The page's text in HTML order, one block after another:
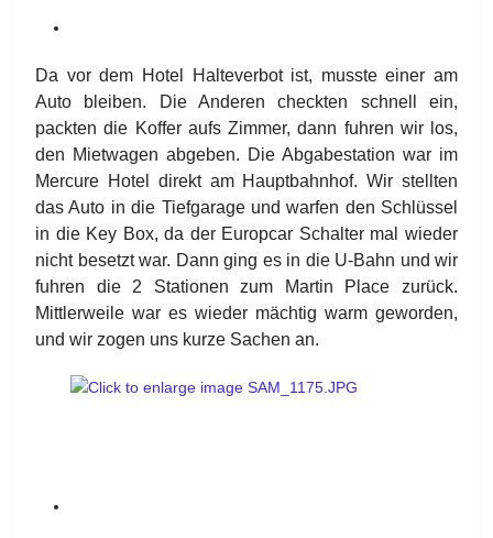
Da vor dem Hotel Halteverbot ist, musste einer am
Auto bleiben. Die Anderen checkten schnell ein,
packten die Koffer aufs Zimmer, dann fuhren wir los,
den Mietwagen abgeben. Die Abgabestation war im
Mercure Hotel direkt am Hauptbahnhof. Wir stellten
das Auto in die Tiefgarage und warfen den Schlüssel
in die Key Box, da der Europcar Schalter mal wieder
nicht besetzt war. Dann ging es in die U-Bahn und wir
fuhren die 2 Stationen zum Martin Place zurück.
Mittlerweile war es wieder mächtig warm geworden,
und wir zogen uns kurze Sachen an.